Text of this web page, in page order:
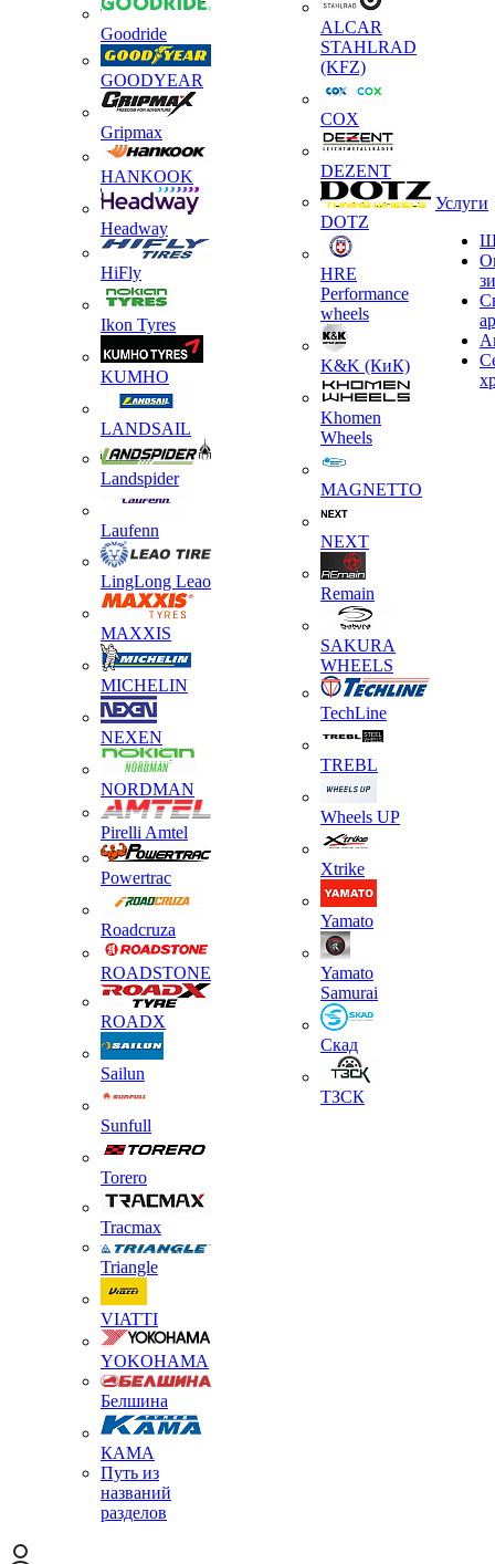
Goodride
GOODYEAR
Gripmax
HANKOOK
Headway
HiFly
Ikon Tyres
KUMHO
LANDSAIL
Landspider
Laufenn
LingLong Leao
MAXXIS
MICHELIN
NEXEN
NORDMAN
Pirelli Amtel
Powertrac
Roadcruza
ROADSTONE
ROADX
Sailun
Sunfull
Torero
Tracmax
Triangle
VIATTI
YOKOHAMA
Белшина
КАМА
Путь из
названий
разделов
ALCAR
STAHLRAD
(KFZ)
COX
DEZENT
DOTZ
HRE
Performance
wheels
K&K (КиК)
Khomen
Wheels
MAGNETTO
NEXT
Remain
SAKURA
WHEELS
TechLine
TREBL
Wheels UP
Xtrike
Yamato
Yamato
Samurai
Скад
ТЗСК
Услуги